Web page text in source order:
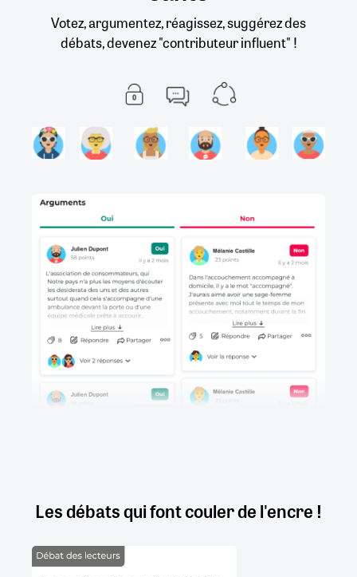
Votez, argumentez, réagissez, suggérez des
débats, devenez "contributeur influent" !
Les débats qui font couler de l'encre !